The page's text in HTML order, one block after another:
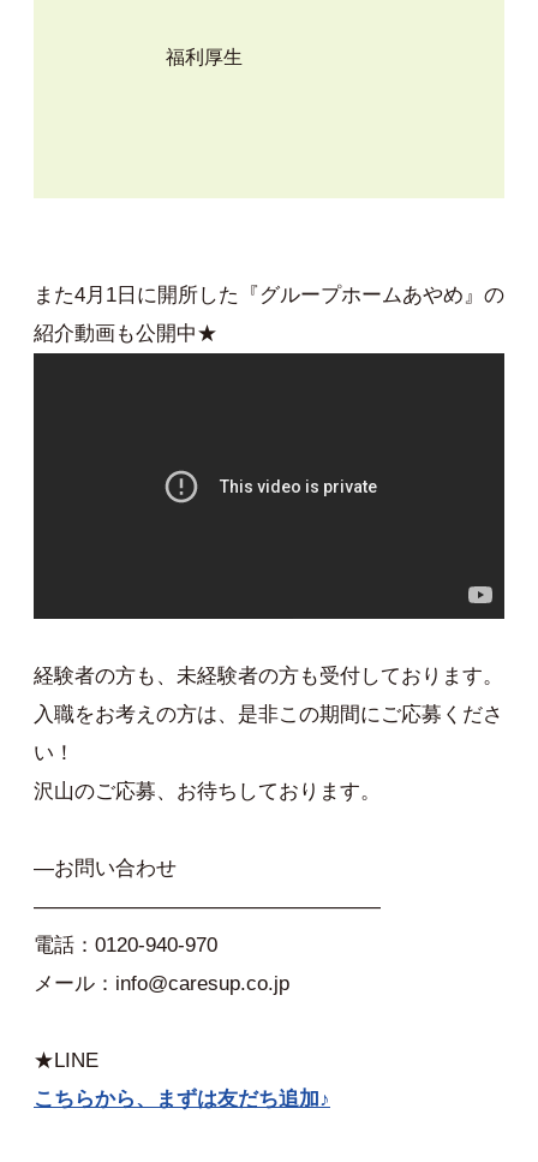
福利厚生
また4月1日に開所した『グループホームあやめ』の
紹介動画も公開中★
経験者の方も、未経験者の方も受付しております。
入職をお考えの方は、是非この期間にご応募くださ
い！
沢山のご応募、お待ちしております。
—お問い合わせ
—————————————————
電話：0120-940-970
メール：info@caresup.co.jp
★LINE
こちらから、まずは友だち追加♪